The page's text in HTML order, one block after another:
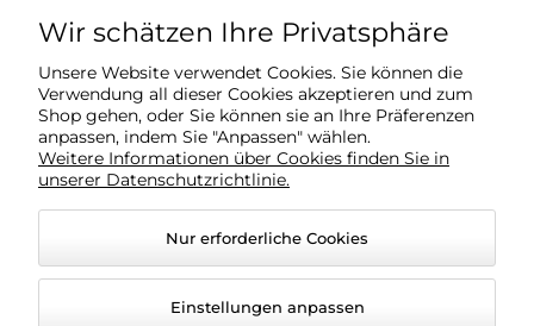
Vorschriften
Mein Konto
O Unternehmen
Wir schätzen Ihre Privatsphäre
Unsere Website verwendet Cookies. Sie können die
Verwendung all dieser Cookies akzeptieren und zum
Shop gehen, oder Sie können sie an Ihre Präferenzen
anpassen, indem Sie "Anpassen" wählen.
Weitere Informationen über Cookies finden Sie in
unserer Datenschutzrichtlinie.
Nur erforderliche Cookies
Einstellungen anpassen